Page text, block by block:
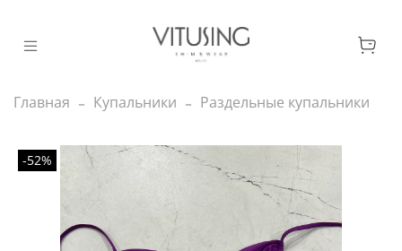
Главная Купальники Раздельные купальники
-52%